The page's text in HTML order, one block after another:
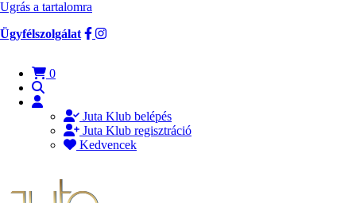
Ugrás a tartalomra
Ügyfélszolgálat
0
Juta Klub belépés
Juta Klub regisztráció
Kedvencek